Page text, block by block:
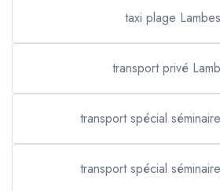
taxi plage
transport privé
transport spécial
transport spécial